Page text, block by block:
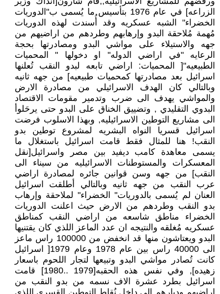
الزراعه] في عام 1976 بتأسيس ما يُسمى ب"الدوريات
الخضراء" الشبه عسكريه وقد أُسندت لهذه الدوريات
مُهمة مُلاحقة البدو وإرهابهم وطردهم من اراضيهم من
جهه والاستيلاء على مواشي البدو ومصادرتها بحجة
الرعايه "في اراضي الدوله" او دخولها " المحميات
الطبيعيه"[ المحميات: اراضي تابعه لبدو النقب تُعلنها
اسرائيل بعد مصادرتها كمحميات طبيعيه] من جهه ثانيه
وبالتالي كان الهدف الاسرائيلي من مصادرة الارض
والمواشي يهدف الى ضرب وتدمير مقومات الاقتصاد
البدوي التقليدي , وتضييق الخناق على البدو حتى يرحَلوأ
الى مشاريع التوطين الاسرائيليه, وبهذا الاسلوب فرضت
اسرائيل قسريا النواه البشريه لمشروع توطين بدو
النقب! هنا للمثال فقط قامت اسرائيل باستغلال ما
يسمى معاهدة كامب ديفيد بين مصر واسرائيل[نقل
المعسكرات والمستوطنات الاسرائيليه من سيناء الى
النقب] من جهه وسن قوانين جائره لمصادرة اراضي
عرب النقب من جهه ثانيه وبالتالي أطلقت اسرائيل
العنان لم يُسمى بالدوريات" الخضراء" لملاحقة وإرهاب
بدو النقب وطردهم من الارض حيث اعلنت الدوريات
الخضراء مناطق شاسعه من اراضي النقب كمناطق
عسكريه مُغلقه والنتيجه ان عدد الماعز اللذي كان يقتنيها
البدو ويعتاشون منها قد انخفض من 100000 راس ماعز
الى 40000 راس بين عام 1978 وعام 1979[ اسرائيل
كانت تُصادر مواشي البدو وتبيعها لتجار اللحوم باسعار
زهيده], وفي نفس هذه الحقبه[1979 ..1980] قامت
اسرائيل بطرد عشرة الاف نسمه من بدو النقب من